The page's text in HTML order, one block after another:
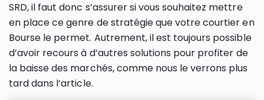
SRD, il faut donc s’assurer si vous souhaitez mettre
en place ce genre de stratégie que votre courtier en
Bourse le permet. Autrement, il est toujours possible
d’avoir recours à d’autres solutions pour profiter de
la baisse des marchés, comme nous le verrons plus
tard dans l’article.